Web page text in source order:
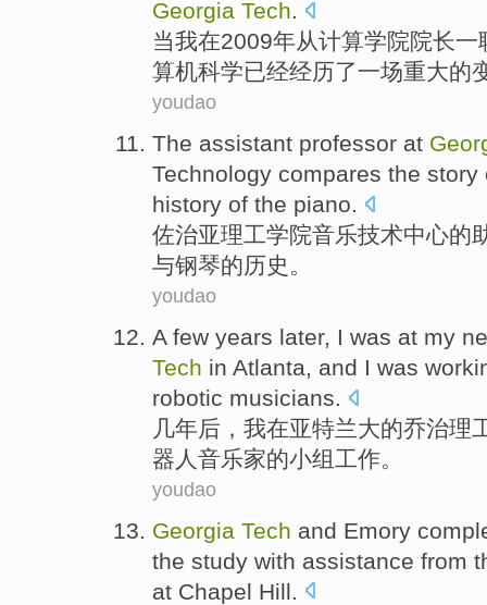
Georgia Tech.
当我在2009年从计算学院院长一
算机科学已经经历了一场重大的
youdao
The assistant professor at
Technology compares the story
history of the piano.
佐治亚理工学院音乐技术中心的
与钢琴的历史 。
youdao
Afew years later, I was at my
Tech in Atlanta, and I was
robotic musicians.
几年后 ， 我在亚特兰大的乔治理
器人音乐家的小组工作。
youdao
Georgia Tech and Emory
the study with assistance from
at Chapel Hill